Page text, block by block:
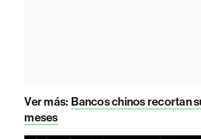
Ver más: Bancos chinos recortan
meses